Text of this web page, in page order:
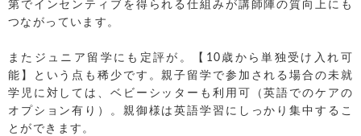
第でインセンティブを得られる仕組みが講師陣の質向上にも
つながっています。
またジュニア留学にも定評が。【10歳から単独受け入れ可
能】という点も稀少です。親子留学で参加される場合の未就
学児に対しては、ベビーシッターも利用可（英語でのケアの
オプション有り）。親御様は英語学習にしっかり集中するこ
とができます。